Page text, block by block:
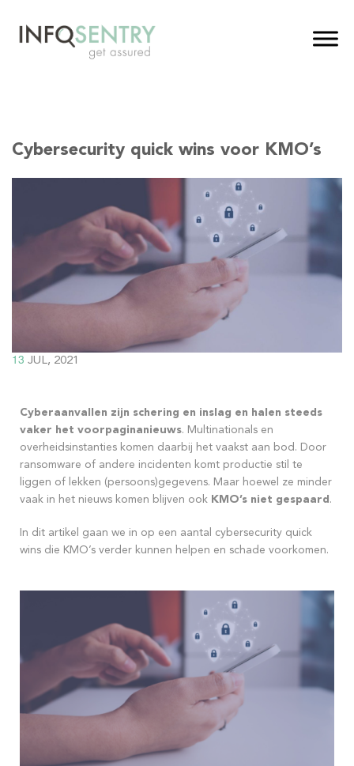
Cybersecurity quick wins voor KMO’s
13 JUL, 2021
Cyberaanvallen zijn schering en inslag en halen steeds
vaker het voorpaginanieuws. Multinationals en
overheidsinstanties komen daarbij het vaakst aan bod. Door
ransomware of andere incidenten komt productie stil te
liggen of lekken (persoons)gegevens. Maar hoewel ze minder
vaak in het nieuws komen blijven ook KMO’s niet gespaard .
In dit artikel gaan we in op een aantal cybersecurity quick
wins die KMO’s verder kunnen helpen en schade voorkomen.